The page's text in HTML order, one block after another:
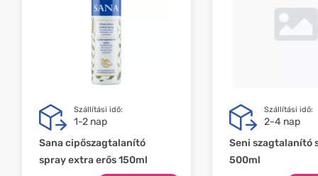
Szállítási idő:
1-2 nap
Sana cipőszagtalanító
spray extra erős 150ml
Szállítási idő:
2-4 nap
Seni szagtalanító
500ml